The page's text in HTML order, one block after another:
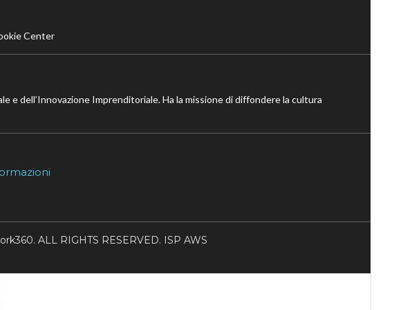
Center
dell’Innovazione Imprenditoriale. Ha la missione di diffondere la cultura
ALL RIGHTS RESERVED. ISP AWS